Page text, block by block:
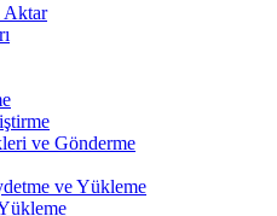
Aktar
ve Gönderme
ve Yükleme